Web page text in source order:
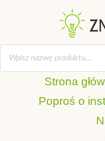
Strona
Poproś o